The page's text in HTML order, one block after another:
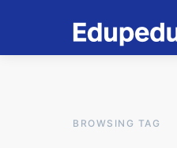
BROWSING TAG